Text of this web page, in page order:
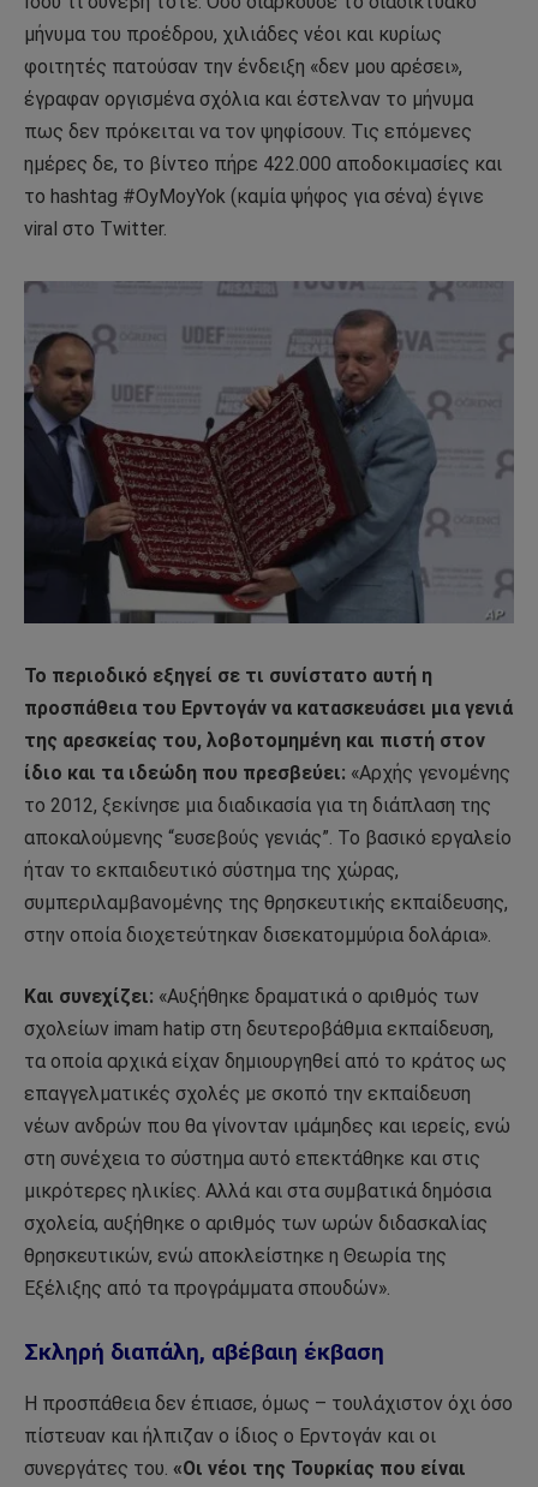
μήνυμα του προέδρου, χιλιάδες νέοι και κυρίως
φοιτητές πατούσαν την ένδειξη «δεν μου αρέσει»,
έγραφαν οργισμένα σχόλια και έστελναν το μήνυμα
πως δεν πρόκειται να τον ψηφίσουν. Τις επόμενες
ημέρες δε, το βίντεο πήρε 422.000 αποδοκιμασίες και
το hashtag #OyMoyYok (καμία ψήφος για σένα) έγινε
viral στο Twitter.
Το περιοδικό εξηγεί σε τι συνίστατο αυτή η
προσπάθεια του Ερντογάν να κατασκευάσει μια γενιά
της αρεσκείας του, λοβοτομημένη και πιστή στον
ίδιο και τα ιδεώδη που πρεσβεύει: «Αρχής γενομένης
το 2012, ξεκίνησε μια διαδικασία για τη διάπλαση της
αποκαλούμενης “ευσεβούς γενιάς”. Το βασικό εργαλείο
ήταν το εκπαιδευτικό σύστημα της χώρας,
συμπεριλαμβανομένης της θρησκευτικής εκπαίδευσης,
στην οποία διοχετεύτηκαν δισεκατομμύρια δολάρια».
Και συνεχίζει: «Αυξήθηκε δραματικά ο αριθμός των
σχολείων imam hatip στη δευτεροβάθμια εκπαίδευση,
τα οποία αρχικά είχαν δημιουργηθεί από το κράτος ως
επαγγελματικές σχολές με σκοπό την εκπαίδευση
νέων ανδρών που θα γίνονταν ιμάμηδες και ιερείς, ενώ
στη συνέχεια το σύστημα αυτό επεκτάθηκε και στις
μικρότερες ηλικίες. Αλλά και στα συμβατικά δημόσια
σχολεία, αυξήθηκε ο αριθμός των ωρών διδασκαλίας
θρησκευτικών, ενώ αποκλείστηκε η Θεωρία της
Εξέλιξης από τα προγράμματα σπουδών».
Σκληρή διαπάλη, αβέβαιη έκβαση
Η προσπάθεια δεν έπιασε, όμως – τουλάχιστον όχι όσο
πίστευαν και ήλπιζαν ο ίδιος ο Ερντογάν και οι
συνεργάτες του. «Οι νέοι της Τουρκίας που είναι